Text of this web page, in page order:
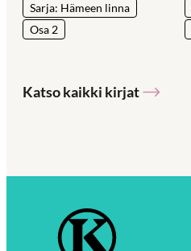
Sarja: Hämeen linna
Osa 2
Katso kaikki kirjat